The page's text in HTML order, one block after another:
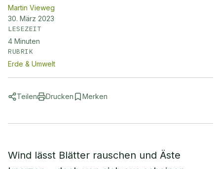
Martin Vieweg
30. März 2023
LESEZEIT
4 Minuten
RUBRIK
Erde & Umwelt
Teilen Drucken Merken
Wind lässt Blätter rauschen und Äste